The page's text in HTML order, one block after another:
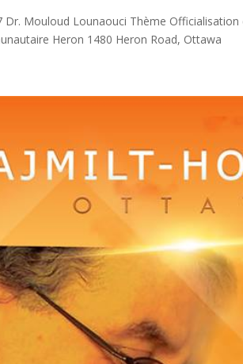
Mouloud Lounaouci Thème
Heron 1480 Heron Road, Ottawa